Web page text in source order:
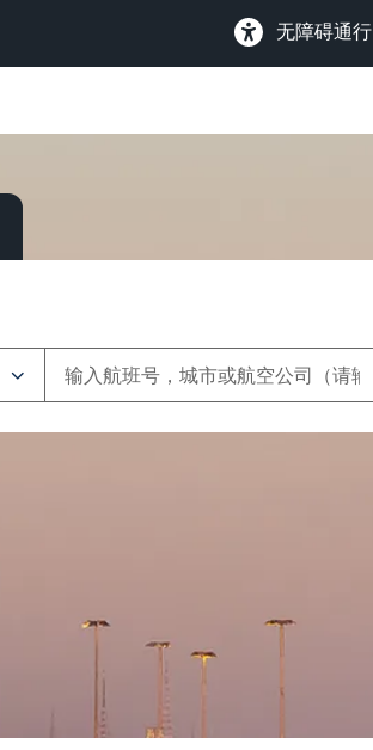
无障碍通行
Flight
Search